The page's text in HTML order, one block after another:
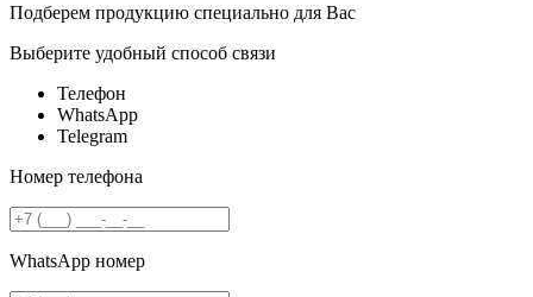
Подберем продукцию специально для Вас
Выберите удобный способ связи
Телефон
WhatsApp
Telegram
Номер телефона
WhatsApp номер